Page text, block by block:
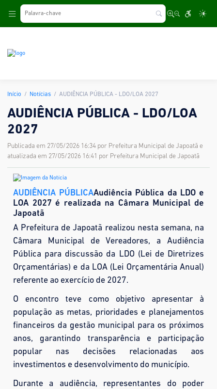
Início Notícias AUDIÊNCIA PÚBLICA - LDO/LOA 2027
AUDIÊNCIA PÚBLICA - LDO/LOA
2027
Publicada em 27/05/2026 16:34 por Prefeitura Municipal de Japoatã e
atualizada em 27/05/2026 16:41 por Prefeitura Municipal de Japoatã
AUDIÊNCIA PÚBLICAAudiência Pública da LDO e
LOA 2027 é realizada na Câmara Municipal de
Japoatã
A Prefeitura de Japoatã realizou nesta semana, na
Câmara Municipal de Vereadores, a Audiência
Pública para discussão da LDO (Lei de Diretrizes
Orçamentárias) e da LOA (Lei Orçamentária Anual)
referente ao exercício de 2027.
O encontro teve como objetivo apresentar à
população as metas, prioridades e planejamentos
financeiros da gestão municipal para os próximos
anos, garantindo transparência e participação
popular nas decisões relacionadas aos
investimentos e desenvolvimento do município.
Durante a audiência, representantes do poder